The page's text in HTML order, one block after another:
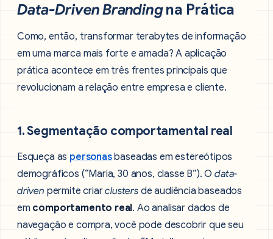
Data-Driven Brandingna Prática
Como, então, transformar terabytes de informação
em uma marca mais forte e amada? A aplicação
prática acontece em três frentes principais que
revolucionam a relação entre empresa e cliente.
1. Segmentação comportamental real
Esqueça as personasbaseadas em estereótipos
demográficos (“Maria, 30 anos, classe B”). Odata-
driven permite criarclusters de audiência baseados
em comportamento real. Ao analisar dados de
navegação e compra, você pode descobrir que seu